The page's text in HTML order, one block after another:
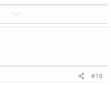
е
т
#19